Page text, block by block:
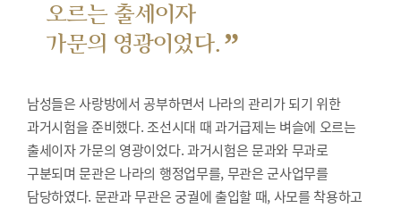
오르는 출세이자
가문의 영광이었다. ”
남성들은 사랑방에서 공부하면서 나라의 관리가 되기 위한
과거시험을 준비했다.조선시대 때 과거급제는 벼슬에 오르는
출세이자 가문의 영광이었다. 과거시험은 문과와 무과로
구분되며 문관은 나라의 행정업무를, 무관은 군사업무를
담당하였다. 문관과 무관은 궁궐에 출입할 때, 사모를 착용하고